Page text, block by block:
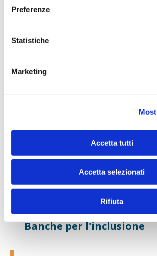
Preferenze
Statistiche
Marketing
Accetta tutti
Accetta selezionati
Rifiuta
Banche per l'inclusione